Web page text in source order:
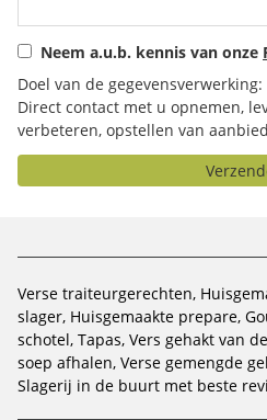
Neem a.u.b. kennis van onze
Doel van de gegevensverwerking:
Direct contact met u opnemen,
verbeteren, opstellen van
het door u geselecteerde bedrijf.
Verse traiteurgerechten
slager Huisgemaakte prepare
schotel Tapas Vers gehakt van
soep afhalen Verse gemengde
Slagerij in de buurt met beste